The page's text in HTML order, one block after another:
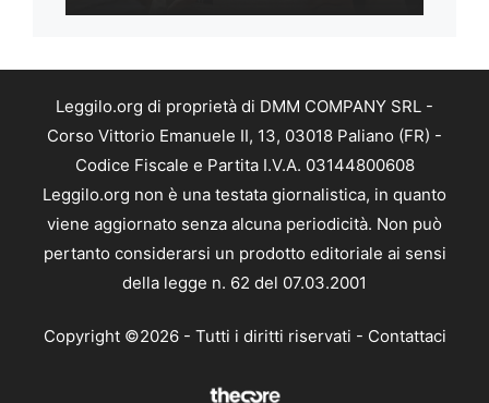
Leggilo.org di proprietà di DMM COMPANY SRL -
Corso Vittorio Emanuele II, 13, 03018 Paliano (FR) -
Codice Fiscale e Partita I.V.A. 03144800608
Leggilo.org non è una testata giornalistica, in quanto
viene aggiornato senza alcuna periodicità. Non può
pertanto considerarsi un prodotto editoriale ai sensi
della legge n. 62 del 07.03.2001
Copyright ©2026 - Tutti i diritti riservati - Contattaci